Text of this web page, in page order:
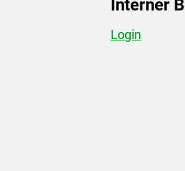
Interner
Login